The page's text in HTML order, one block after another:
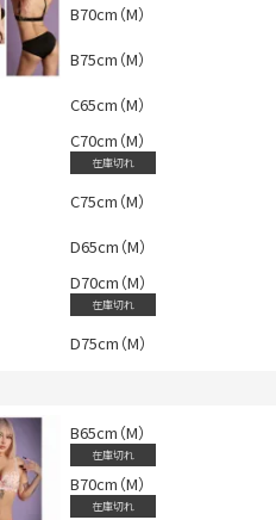
B70cm（M）
B75cm（M）
C65cm（M）
C70cm（M）
在庫切れ
C75cm（M）
D65cm（M）
D70cm（M）
在庫切れ
D75cm（M）
B65cm（M）
在庫切れ
B70cm（M）
在庫切れ